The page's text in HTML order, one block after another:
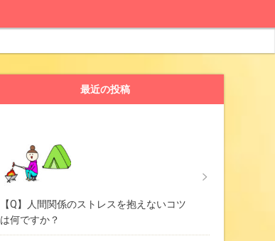
最近の投稿
【Q】人間関係のストレスを抱えないコツ
は何ですか？